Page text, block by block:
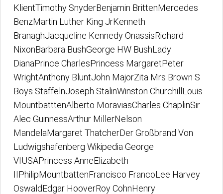
KlientTimothy SnyderBenjamin BrittenMercedes
BenzMartin Luther King JrKenneth
BranaghJacqueline Kennedy OnassisRichard
NixonBarbara BushGeorge HW BushLady
DianaPrince CharlesPrincess MargaretPeter
WrightAnthony BluntJohn MajorZita Mrs Brown S
Boys StaffelnJoseph StalinWinston ChurchillLouis
MountbatttenAlberto MoraviasCharles ChaplinSir
Alec GuinnessArthur MillerNelson
MandelaMargaret ThatcherDer Großbrand Von
Ludwigshafenberg Wikipedia George
VIUSAPrincess AnneElizabeth
IIPhilipMountbattenFrancisco FrancoLee Harvey
OswaldEdgar HooverRoy CohnHenry